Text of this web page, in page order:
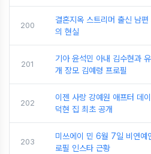
200
결혼지옥 스트리머 출신 남
의 현실
201
기아 윤석민 아내 김수현과
개 장모 김예령 프로필
202
이젠 사랑 강예원 애프터 데
덕현 집 최초 공개
203
미쓰에이 민 6월 7일 비연예
로필 인스타 근황